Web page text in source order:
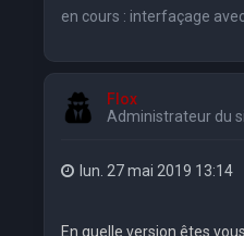
en cours : interfaçage
Flox
Administrateur du
lun. 27 mai 2019 13:14
En quelle version êtes